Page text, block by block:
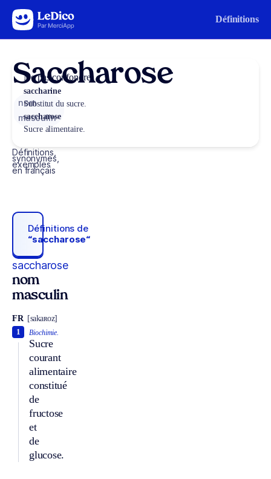
Aller au contenu Définitions
Saccharose
nom
masculin
Définitions,
synonymes,
exemples
en français
Définitions de
“saccharose“
saccharose
nom
masculin
FR [sakaʀoz]
Biochimie.
Sucre
courant
alimentaire
constitué
de
fructose
et
de
glucose.
1
Ne pas confondre
saccharine
Substitut du sucre.
saccharose
Sucre alimentaire.